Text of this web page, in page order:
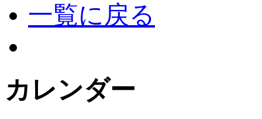
一覧に戻る
カレンダー